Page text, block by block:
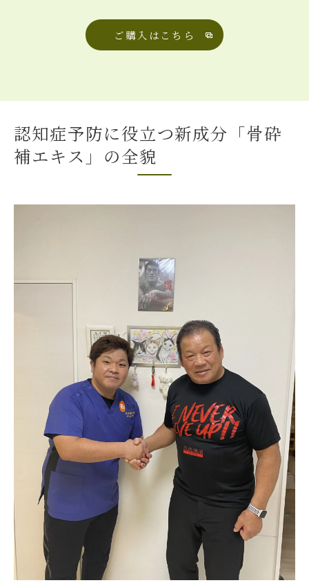
ご購入はこちら
認知症予防に役立つ新成分「骨砕
補エキス」の全貌